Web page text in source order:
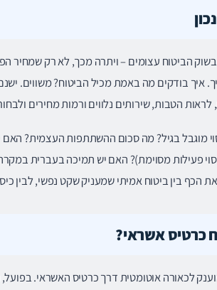
הביטוח עצומים – ויתרה מכך, לא רק שמחיר
איך בודקים מה באמת מכיל הביטוח? משווים. ישנם
לראות הטבות, שירותים נלווים ורמות מחירים
מוגבל בגיל? מה סכום ההשתתפות העצמית? האם
פעילות מסוימת)? האם יש תמיכה בעברית
הכף בין ביטוח אמיתי שמעניק שקט נפשי, לבין
כרטיס אשראי?
לכאורה אוטומטית דרך כרטיס האשראי.